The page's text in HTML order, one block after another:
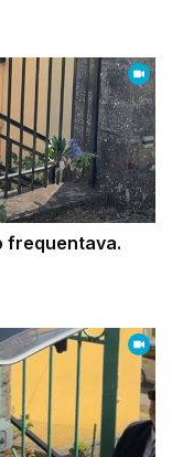
frequentava.